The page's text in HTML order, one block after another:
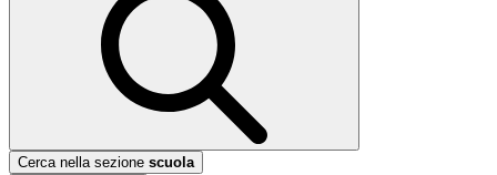
Cerca nella sezione scuola